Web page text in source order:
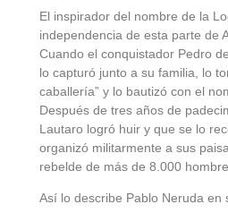
El inspirador del nombre de la
independencia de esta parte de
Cuando el conquistador Pedro
lo capturó junto a su familia, lo
caballería” y lo bautizó con el
Después de tres años de
Lautaro logró huir y que se lo
organizó militarmente a sus
rebelde de más de 8.000
Así lo describe Pablo Neruda en